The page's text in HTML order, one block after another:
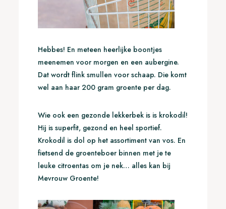
Hebbes! En meteen heerlijke boontjes
meenemen voor morgen en een aubergine.
Dat wordt flink smullen voor schaap. Die komt
wel aan haar 200 gram groente per dag.
Wie ook een gezonde lekkerbek is is krokodil!
Hij is superfit, gezond en heel sportief.
Krokodil is dol op het assortiment van vos. En
fietsend de groenteboer binnen met je te
leuke citroentas om je nek… alles kan bij
Mevrouw Groente!